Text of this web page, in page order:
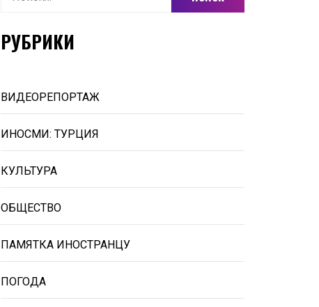
РУБРИКИ
ВИДЕОРЕПОРТАЖ
ИНОСМИ: ТУРЦИЯ
КУЛЬТУРА
ОБЩЕСТВО
ПАМЯТКА ИНОСТРАНЦУ
ПОГОДА